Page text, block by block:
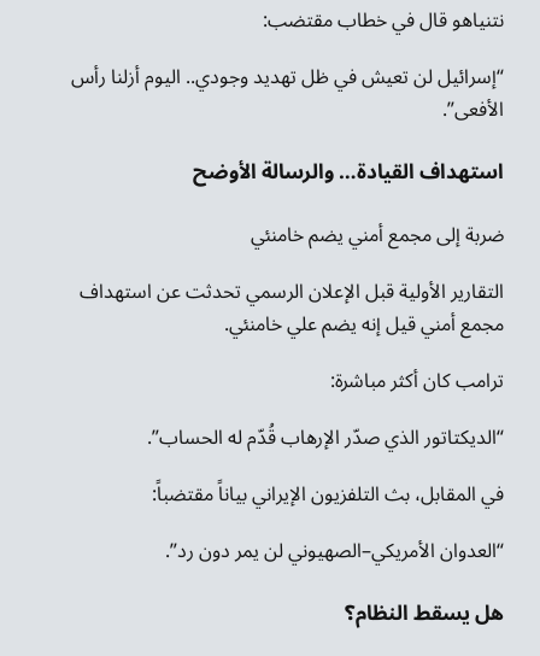
نتنياهو قال في خطاب مقتضب:
“إسرائيل لن تعيش في ظل تهديد وجودي.. اليوم أزلنا رأس
الأفعى”.
استهداف القيادة… والرسالة الأوضح
ضربة إلى مجمع أمني يضم خامنئي
التقارير الأولية قبل الإعلان الرسمي تحدثت عن استهداف
مجمع أمني قيل إنه يضم علي خامنئي.
ترامب كان أكثر مباشرة:
“الديكتاتور الذي صدّر الإرهاب قُدّم له الحساب”.
في المقابل، بث التلفزيون الإيراني بياناً مقتضباً:
“العدوان الأمريكي–الصهيوني لن يمر دون رد”.
هل يسقط النظام؟